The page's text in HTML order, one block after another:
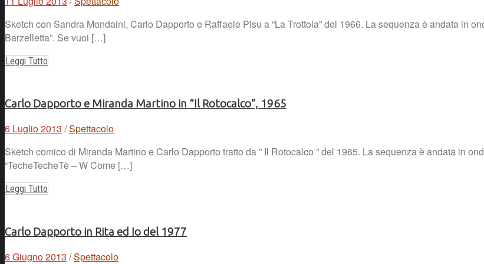
Sketch con Sandra Mondaini, Carlo Dapporto e Raffaele Pisu a “La Trottola” del 1966. La sequenza è andata in
Barzelletta”. Se vuoi […]
Leggi Tutto
Carlo Dapporto e Miranda Martino in “Il Rotocalco”, 1965
6 Luglio 2013 /Spettacolo
Sketch comico di Miranda Martino e Carlo Dapporto tratto da ” Il Rotocalco ” del 1965. La sequenza è andata in
“TecheTecheTè – W Come […]
Leggi Tutto
Carlo Dapporto in Rita ed Io del 1977
6 Giugno 2013 /Spettacolo